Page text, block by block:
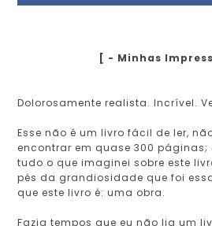
[ - Minhas
Dolorosamente realista. Incrível.
Esse não é um livro fácil de ler,
encontrar em quase 300 páginas;
tudo o que imaginei sobre este
pés da grandiosidade que foi
que este livro é: uma obra.
Fazia tempos que eu não lia um